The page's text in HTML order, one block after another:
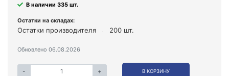
В наличии 335 шт.
Остатки на складах:
Остатки производителя 200 шт.
Обновлено 06.08.2026
- + В КОРЗИНУ